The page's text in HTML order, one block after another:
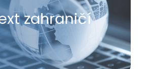
zahraničí